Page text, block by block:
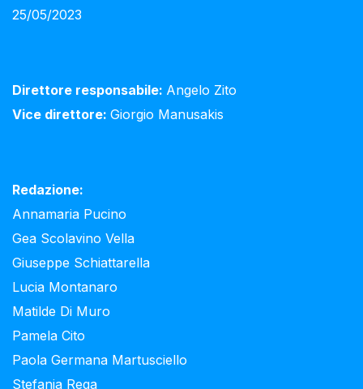
25/05/2023
Direttore responsabile: Angelo Zito
Vice direttore: Giorgio Manusakis
Redazione:
Annamaria Pucino
Gea Scolavino Vella
Giuseppe Schiattarella
Lucia Montanaro
Matilde Di Muro
Pamela Cito
Paola Germana Martusciello
Stefania Rega